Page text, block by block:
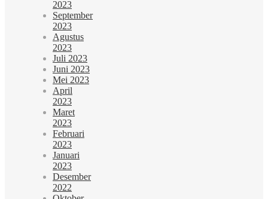
2023
September
2023
Agustus
2023
Juli 2023
Juni 2023
Mei 2023
April
2023
Maret
2023
Februari
2023
Januari
2023
Desember
2022